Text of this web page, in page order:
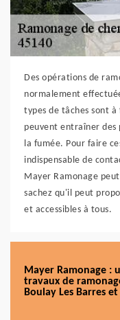
Des opérations de
normalement
types de tâches sont
peuvent entraîner des
la fumée. Pour faire
indispensable de
Mayer Ramonage
sachez qu'il peut
et accessibles à tous.
Mayer Ramonage :
travaux de
Boulay Les Barres